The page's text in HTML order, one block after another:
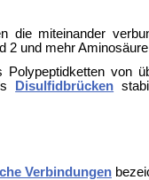
die miteinander
2 und mehr
von
Disulfidbrücken
Verbindungen